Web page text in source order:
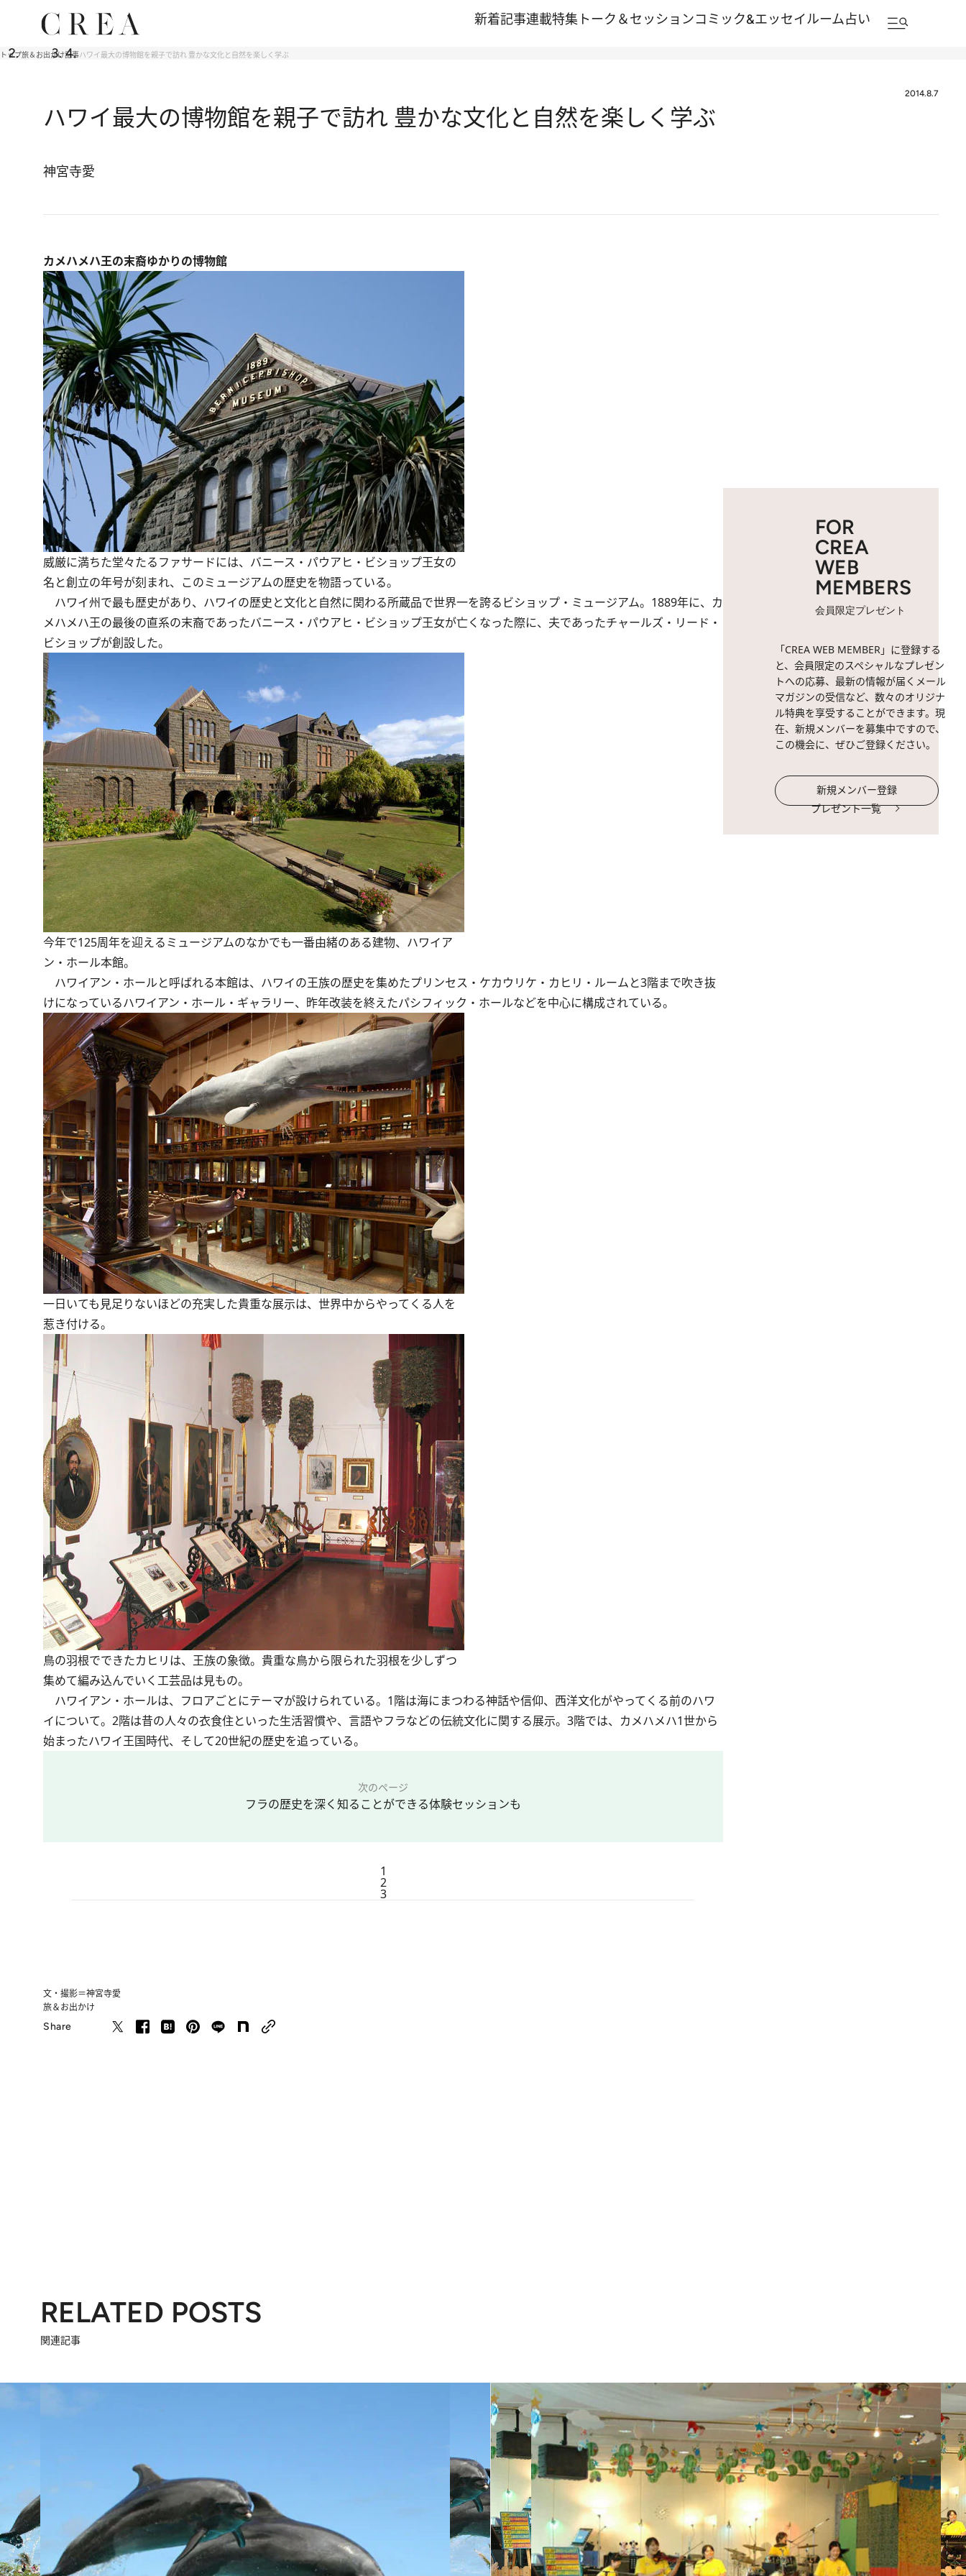
新着記事連載特集 トーク＆セッションコミック&エッセイルーム占い
トップ旅＆お出かけ記事ハワイ最大の博物館を親子で訪れ 豊かな文化と自然を楽しく学ぶ
2014.8.7
ハワイ最大の博物館を親子で訪れ 豊かな文化と自然を楽しく学ぶ
神宮寺愛
カメハメハ王の末裔ゆかりの博物館
威厳に満ちた堂々たるファサードには、バニース・パウアヒ・ビショップ王女の
名と創立の年号が刻まれ、このミュージアムの歴史を物語っている。
ハワイ州で最も歴史があり、ハワイの歴史と文化と自然に関わる所蔵品で世界一を誇るビショップ・ミュージアム。1889年に、カ
メハメハ王の最後の直系の末裔であったバニース・パウアヒ・ビショップ王女が亡くなった際に、夫であったチャールズ・リード・
ビショップが創設した。
今年で125周年を迎えるミュージアムのなかでも一番由緒のある建物、ハワイア
ン・ホール本館。
ハワイアン・ホールと呼ばれる本館は、ハワイの王族の歴史を集めたプリンセス・ケカウリケ・カヒリ・ルームと3階まで吹き抜
けになっているハワイアン・ホール・ギャラリー、昨年改装を終えたパシフィック・ホールなどを中心に構成されている。
一日いても見足りないほどの充実した貴重な展示は、世界中からやってくる人を
惹き付ける。
鳥の羽根でできたカヒリは、王族の象徴。貴重な鳥から限られた羽根を少しずつ
集めて編み込んでいく工芸品は見もの。
ハワイアン・ホールは、フロアごとにテーマが設けられている。1階は海にまつわる神話や信仰、西洋文化がやってくる前のハワ
イについて。2階は昔の人々の衣食住といった生活習慣や、言語やフラなどの伝統文化に関する展示。3階では、カメハメハ1世から
始まったハワイ王国時代、そして20世紀の歴史を追っている。
次のページ
フラの歴史を深く知ることができる体験セッションも
1
2
3
文・撮影＝神宮寺愛
旅＆お出かけ
Share
FOR
CREA
WEB
MEMBERS
会員限定プレゼント
「CREA WEB MEMBER」に登録する
と、会員限定のスペシャルなプレゼン
トへの応募、最新の情報が届くメール
マガジンの受信など、数々のオリジナ
ル特典を享受することができます。現
在、新規メンバーを募集中ですので、
この機会に、ぜひご登録ください。
新規メンバー登録
プレゼント一覧
RELATED POSTS
関連記事